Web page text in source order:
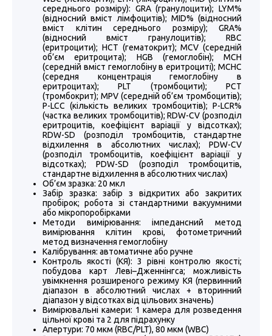
середнього розміру): GRA (гранулоцити); LYM%
(відносний вміст лімфоцитів); MID% (відносний
вміст клітин середнього розміру); GRA%
(відносний вміст гранулоцитів); RBC
(еритроцити); HCT (гематокрит); MCV (середній
об’єм еритроцита); HGB (гемоглобін); MCH
(середній вміст гемоглобіну в еритроциті); MCHC
(середня концентрація гемоглобіну в
еритроцитах); PLT (тромбоцити); PCT
(тромбокрит); MPV (середній об’єм тромбоцитів);
P-LCC (кількість великих тромбоцитів); P-LCR%
(частка великих тромбоцитів); RDW-CV (розподіл
еритроцитів, коефіцієнт варіації у відсотках);
RDW-SD (розподіл тромбоцитів, стандартне
відхилення в абсолютних числах); PDW-CV
(розподіл тромбоцитів, коефіцієнт варіації у
відсотках); PDW-SD (розподіл тромбоцитів,
стандартне відхилення в абсолютних числах)
Об’єм зразка: 20 мкл
Забір зразка:забір з відкритих або закритих
пробірок; робота зі стандартними вакуумними
або мікропоробірками
Методи вимірювання:імпедансний метод
вимірювання клітин крові, фотометричний
метод визначення гемоглобіну
Калібрування: автоматичне або ручне
Контроль якості (КЯ): 3 рівні контролю якості;
побудова карт Леві–Дженнінгса; можливість
увімкнення розширеного режиму КЯ (первинний
діапазон в абсолютний числах + вторинний
діапазон у відсотках від цільових значень)
Вимірювальні камери: 1 камера для розведення
цільної крові та 2 для підрахунку
Апертури: 70 мкм (RBC/PLT), 80 мкм (WBC)